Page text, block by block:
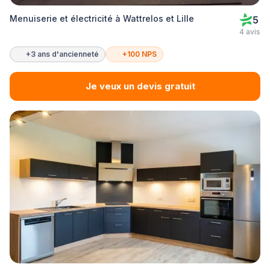
Menuiserie et électricité à Wattrelos et Lille 5
4 avis
+3 ans d'ancienneté +100 NPS
Je veux un devis gratuit